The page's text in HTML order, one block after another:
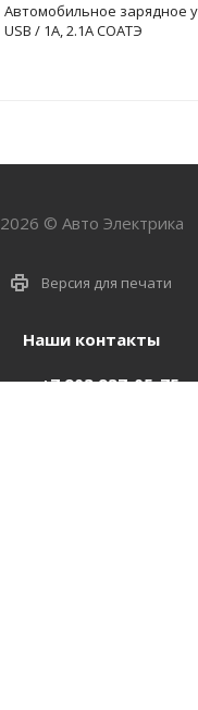
Автомобильное зарядное
USB / 1А, 2.1А СОАТЭ
2026 © Авто Электрика
Версия для печати
Наши контакты
+7 903 937-05-75